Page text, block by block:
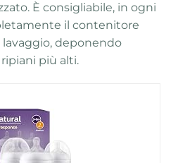
È consigliabile, in ogni
il contenitore
deponendo
più alti.